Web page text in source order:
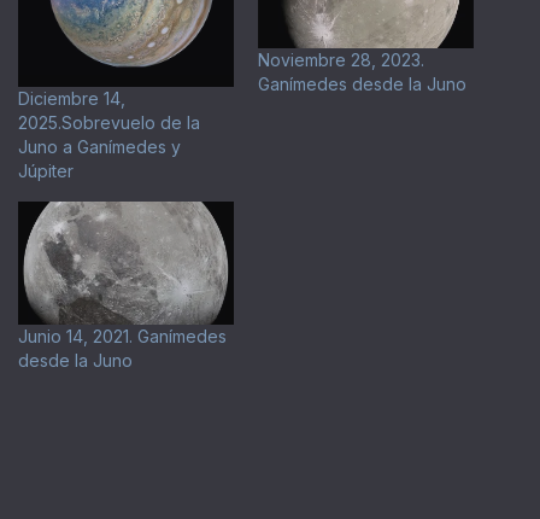
Diciembre 14,
2025.Sobrevuelo de la
Juno a Ganímedes y
Júpiter
Noviembre 28, 2023.
Ganímedes desde la Juno
Junio 14, 2021. Ganímedes
desde la Juno